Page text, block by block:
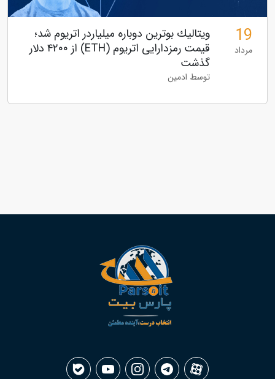
19
مرداد
ویتالیك بوترین دوباره میلیاردر اتریوم شد؛
قیمت رمزدارایی اتریوم (ETH) از ۴۲۰۰ دلار
گذشت
توسط ادمین